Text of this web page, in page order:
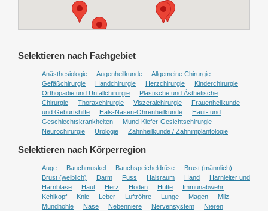
Selektieren nach Fachgebiet
Anästhesiologie Augenheilkunde
Allgemeine Chirurgie
Gefäßchirurgie
Handchirurgie Herzchirurgie
Kinderchirurgie
Orthopädie und Unfallchirurgie
Plastische und Ästhetische
Chirurgie
Thoraxchirurgie Viszeralchirurgie
Frauenheilkunde
und Geburtshilfe
Hals-Nasen-Ohrenheilkunde
Haut- und
Geschlechtskrankheiten
Mund-Kiefer-Gesichtschirurgie
Neurochirurgie
Urologie Zahnheilkunde / Zahnimplantologie
Selektieren nach Körperregion
Auge Bauchmuskel Bauchspeicheldrüse
Brust (männlich)
Brust (weiblich)
Darm Fuss Halsraum Hand
Harnleiter und
Harnblase
Haut Herz Hoden Hüfte
Immunabwehr
Kehlkopf
Knie Leber Luftröhre Lunge Magen
Milz
Mundhöhle
Nase Nebenniere Nervensystem
Nieren